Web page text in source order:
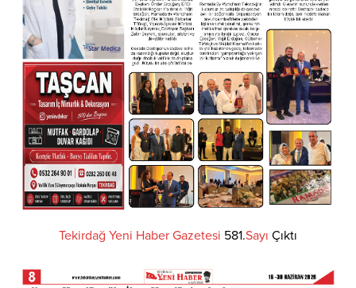
Tekirdağ Yeni Haber Gazetesi 581.Sayı Çıktı